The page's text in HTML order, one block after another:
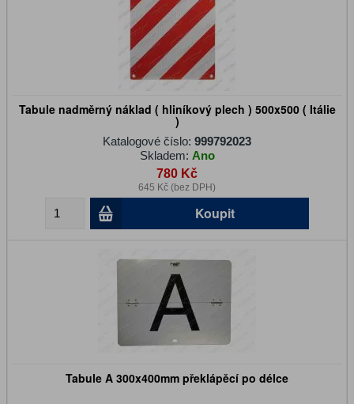
Tabule nadměrný náklad ( hliníkový plech ) 500x500 ( Itálie
)
Katalogové číslo: 999792023
Skladem: Ano
780 Kč
645 Kč (bez DPH)
Koupit
Tabule A 300x400mm překlápěcí po délce